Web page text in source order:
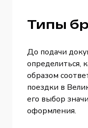
Типы
До подачи
определиться,
образом
поездки в
его выбор
оформления.